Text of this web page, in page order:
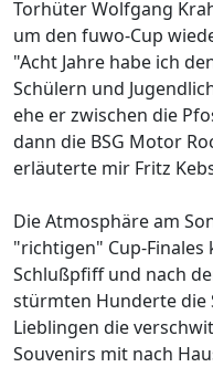
Torhüter Wolfgang
um den fuwo-Cup
"Acht Jahre habe ich
Schülern und
ehe er zwischen die
dann die BSG Motor
erläuterte mir Fritz
Die Atmosphäre am
"richtigen" Cup-Finales
Schlußpfiff und nach
stürmten Hunderte die
Lieblingen die
Souvenirs mit nach